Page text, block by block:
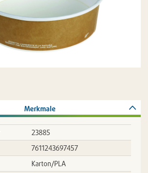
Merkmale
23885
7611243697457
Karton/PLA